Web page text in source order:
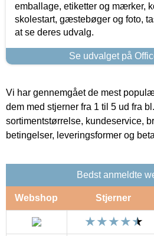
emballage, etiketter og mærker,
skolestart, gæstebøger og foto,
at se deres udvalg.
Se udvalget på
Vi har gennemgået de mest
dem med stjerner fra 1 til 5 ud fra
sortimentstørrelse, kundeservice,
betingelser, leveringsformer og
Bedst anmeldte
Webshop Stjerner